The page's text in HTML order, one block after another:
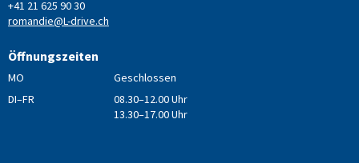
+41 21 625 90 30
romandie@L-drive.ch
Öffnungszeiten
MO
Geschlossen
DI–FR
08.30–12.00 Uhr
13.30–17.00 Uhr